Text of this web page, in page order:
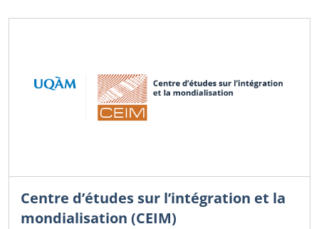
Centre d’études sur l’intégration et la
mondialisation (CEIM)